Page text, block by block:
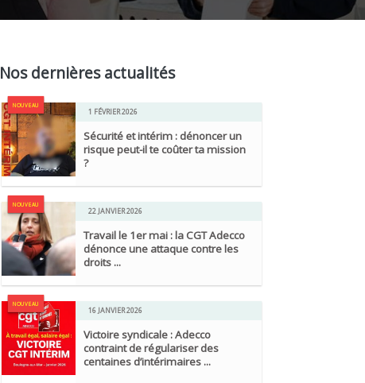
Nos dernières actualités
NOUVEAU
1 FÉVRIER 2026
Sécurité et intérim : dénoncer un
risque peut-il te coûter ta mission
?
NOUVEAU
22 JANVIER 2026
Travail le 1er mai : la CGT Adecco
dénonce une attaque contre les
droits ...
NOUVEAU
16 JANVIER 2026
Victoire syndicale : Adecco
contraint de régulariser des
centaines d’intérimaires ...